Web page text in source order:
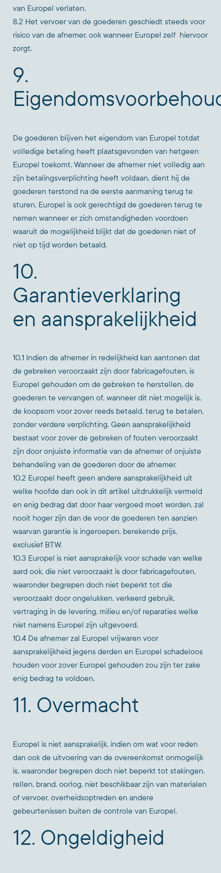
van Europel verlaten.
8.2 Het vervoer van de goederen geschiedt steeds voor
risico van de afnemer, ook wanneer Europel zelf hiervoor
zorgt.
9.
De goederen blijven het eigendom van Europel totdat
volledige betaling heeft plaatsgevonden van hetgeen
Europel toekomt. Wanneer de afnemer niet volledig aan
zijn betalingsverplichting heeft voldaan, dient hij de
goederen terstond na de eerste aanmaning terug te
sturen. Europel is ook gerechtigd de goederen terug te
nemen wanneer er zich omstandigheden voordoen
waaruit de mogelijkheid blijkt dat de goederen niet of
niet op tijd worden betaald.
10.
Garantieverklaring
en aansprakelijkheid
10.1 Indien de afnemer in redelijkheid kan aantonen dat
de gebreken veroorzaakt zijn door fabricagefouten, is
Europel gehouden om de gebreken te herstellen, de
goederen te vervangen of, wanneer dit niet mogelijk is,
de koopsom voor zover reeds betaald, terug te betalen,
zonder verdere verplichting. Geen aansprakelijkheid
bestaat voor zover de gebreken of fouten veroorzaakt
zijn door onjuiste informatie van de afnemer of onjuiste
behandeling van de goederen door de afnemer.
10.2 Europel heeft geen andere aansprakelijkheid uit
welke hoofde dan ook in dit artikel uitdrukkelijk vermeld
en enig bedrag dat door haar vergoed moet worden, zal
nooit hoger zijn dan de voor de goederen ten aanzien
waarvan garantie is ingeroepen, berekende prijs,
exclusief BTW.
10.3 Europel is niet aansprakelijk voor schade van welke
aard ook, die niet veroorzaakt is door fabricagefouten,
waaronder begrepen doch niet beperkt tot die
veroorzaakt door ongelukken, verkeerd gebruik,
vertraging in de levering, milieu en/of reparaties welke
niet namens Europel zijn uitgevoerd.
10.4 De afnemer zal Europel vrijwaren voor
aansprakelijkheid jegens derden en Europel schadeloos
houden voor zover Europel gehouden zou zijn ter zake
enig bedrag te voldoen.
11. Overmacht
Europel is niet aansprakelijk, indien om wat voor reden
dan ook de uitvoering van de overeenkomst onmogelijk
is, waaronder begrepen doch niet beperkt tot stakingen,
rellen, brand, oorlog, niet beschikbaar zijn van materialen
of vervoer, overheidsoptreden en andere
gebeurtenissen buiten de controle van Europel.
12. Ongeldigheid